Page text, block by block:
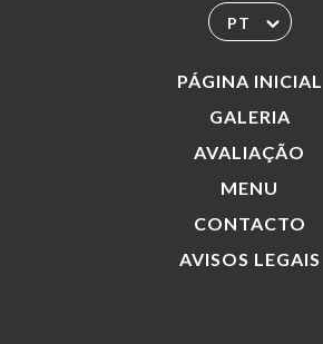
PT
PÁGINA INICIAL
GALERIA
AVALIAÇÃO
MENU
CONTACTO
AVISOS LEGAIS